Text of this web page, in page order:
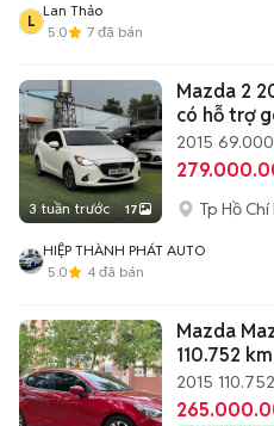
L
Lan Thảo
5.0
7 đã bán
3 tuần trước 17
Mazda 2
có hỗ trợ
2015
Tp Hồ Chí
HIỆP THÀNH PHÁT AUTO
5.0
4 đã bán
Mazda
110.752 km
2015